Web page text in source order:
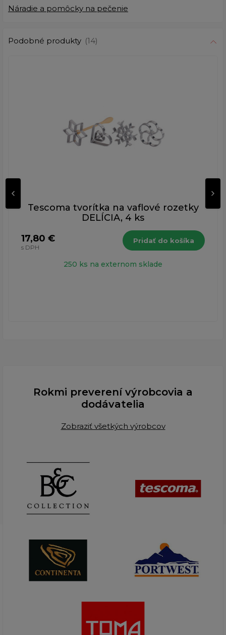
Náradie a pomôcky na pečenie
Podobné produkty (14)
Tescoma tvorítka na vaflové rozetky
DELÍCIA, 4 ks
17,80 €
s DPH
Pridať do košíka
250 ks na externom sklade
Rokmi preverení výrobcovia a
dodávatelia
Zobraziť všetkých výrobcov